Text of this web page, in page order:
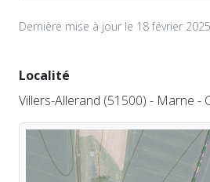
Dernière mise à jour le 18 février 2025
Localité
Villers-Allerand (51500) - Marne -